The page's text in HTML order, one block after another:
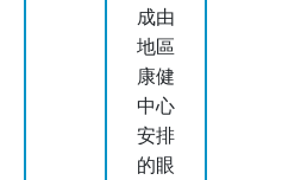
成由
地區
康健
中心
安排
的眼